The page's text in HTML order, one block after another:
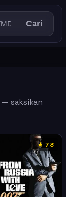
Cari
— saksikan
★ 7.3